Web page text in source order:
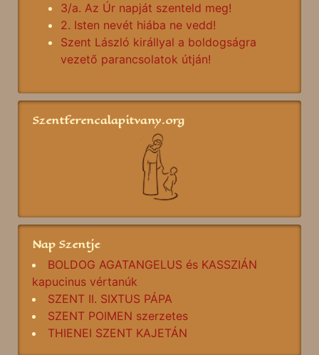
3/a. Az Úr napját szenteld meg!
2. Isten nevét hiába ne vedd!
Szent László királlyal a boldogságra
vezető parancsolatok útján!
Szentferencalapitvany.org
Nap Szentje
BOLDOG AGATANGELUS és KASSZIÁN
kapucinus vértanúk
SZENT II. SIXTUS PÁPA
SZENT POIMEN szerzetes
THIENEI SZENT KAJETÁN